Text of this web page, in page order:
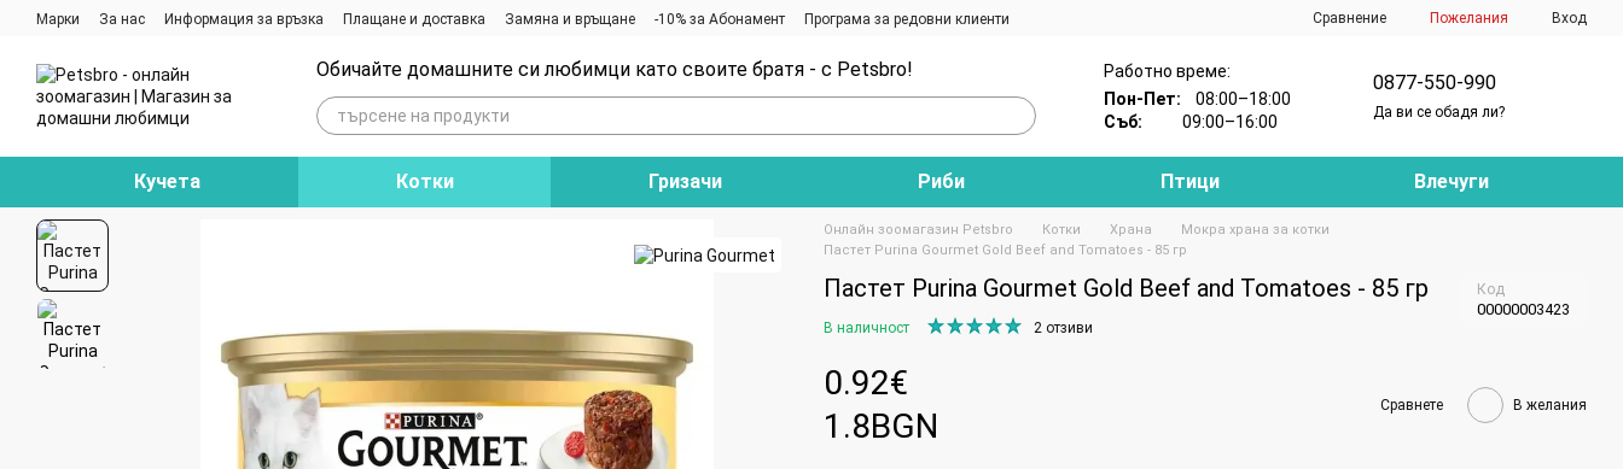
Премини към основното съдържание
Марки За нас Информация за връзка Плащане и доставка Замяна и връщане -10% за Абонамент
Програма за редовни клиенти
Сравнение Пожелания Вход
Обичайте домашните си любимци като своите братя - с Petsbro!
Работно време:
Пон-Пет:08:00–18:00
Съб:09:00–16:00
0877-550-990
Да ви се обадя ли?
Кучета Котки Гризачи Риби Птици Влечуги
Онлайн зоомагазин Petsbro Котки Храна
Мокра храна за котки
Пастет Purina Gourmet Gold Beef and Tomatoes - 85 гр
Пастет Purina Gourmet Gold Beef and Tomatoes - 85 гр Код
00000003423
В наличност 2 отзиви
0.92€
1.8BGN
Сравнете В желания